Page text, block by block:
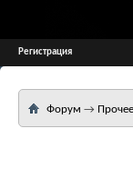
Регистрация
Форум → Прочее